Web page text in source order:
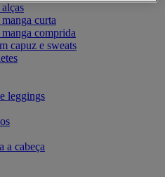
curta
comprida
capuz e sweats
leggings
a cabeça